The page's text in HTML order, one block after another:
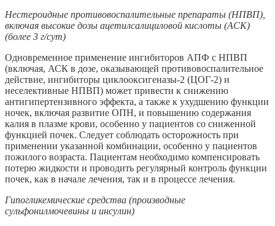
Нестероидные противовоспалительные препараты (НПВП),
включая высокие дозы ацетилсалициловой кислоты (АСК)
(более 3 г/сут)
Одновременное применение ингибиторов АПФ с НПВП
(включая, АСК в дозе, оказывающей противовоспалительное
действие, ингибиторы циклооксигеназы-2 (ЦОГ-2) и
неселективные НПВП) может привести к снижению
антигипертензивного эффекта, а также к ухудшению функции
ночек, включая развитие ОПН, и повышению содержания
калия в плазме крови, особенно у пациентов со сниженной
функцией почек. Следует соблюдать осторожность при
применении указанной комбинации, особенно у пациентов
пожилого возраста. Пациентам необходимо компенсировать
потерю жидкости и проводить регулярный контроль функции
почек, как в начале лечения, так и в процессе лечения.
Гипогликемические средства (производные
сульфонилмочевины и инсулин)